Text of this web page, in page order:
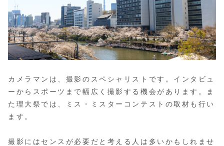
カメラマンは、撮影のスペシャリストです。インタビュ
ーからスポーツまで幅広く撮影する機会があります。ま
た理大祭では、ミス・ミスターコンテストの取材も行い
ます。
撮影にはセンスが必要だと考える人は多いかもしれませ